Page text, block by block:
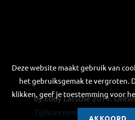
by Eddy Lassche 2019.
Tijdvooreensite
Deze website maakt gebruik van
het gebruiksgemak te vergroten.
klikken, geef je toestemming voor
AKKOORD